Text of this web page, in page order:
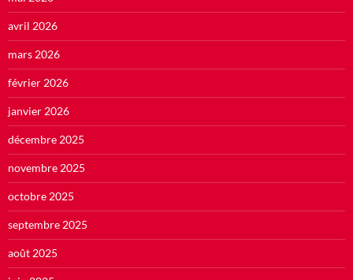
avril 2026
mars 2026
février 2026
janvier 2026
décembre 2025
novembre 2025
octobre 2025
septembre 2025
août 2025